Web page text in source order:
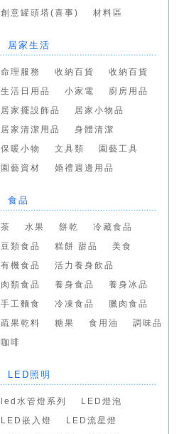
創意罐頭塔(喜事)
材料區
居家生活
命理服務 收納百貨
收納百貨
生活日用品
小家電
廚房用品
居家擺設飾品
居家小物品
居家清潔用品
身體清潔
保暖小物
文具類
園藝工具
園藝資材
婚禮週邊用品
食品
茶 水果 餅乾
冷藏食品
豆類食品
糕餅 甜品
美食
有機食品
活力養身飲品
肉類食品
養身食品
養身冰品
手工麵食
冷凍食品
臘肉食品
疏果乾料
糖果 食用油
調味品
咖啡
LED照明
led水管燈系列
LED燈泡
LED嵌入燈
LED流星燈